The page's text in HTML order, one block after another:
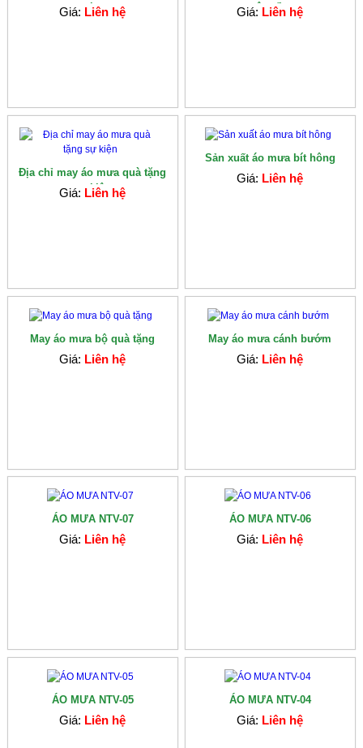
nhẹ
Giá: Liên hệ
yêu cầu
Giá: Liên hệ
Địa chỉ may áo mưa quà tặng
sự kiện
Giá: Liên hệ
Sản xuất áo mưa bít hông
Giá: Liên hệ
May áo mưa bộ quà tặng
Giá: Liên hệ
May áo mưa cánh bướm
Giá: Liên hệ
ÁO MƯA NTV-07
Giá: Liên hệ
ÁO MƯA NTV-06
Giá: Liên hệ
ÁO MƯA NTV-05
Giá: Liên hệ
ÁO MƯA NTV-04
Giá: Liên hệ